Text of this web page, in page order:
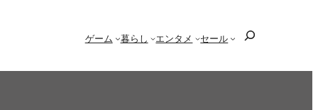
ゲーム 暮らし エンタメ セール